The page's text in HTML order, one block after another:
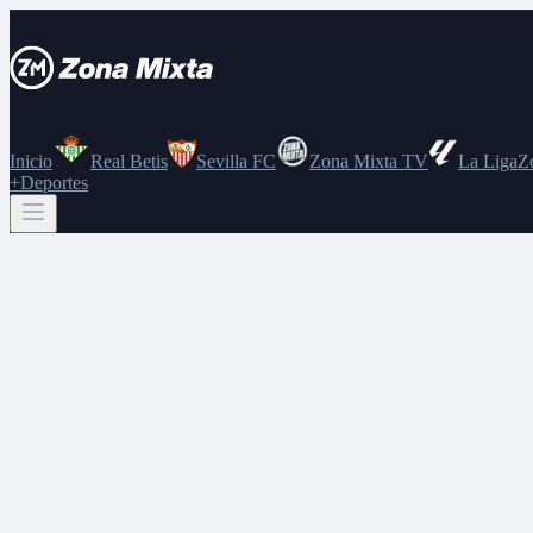
Inicio Real Betis Sevilla FC Zona Mixta TV La Liga
+Deportes